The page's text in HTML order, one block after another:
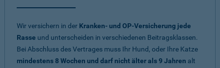
Wir versichern in der Kranken- und OP-Versicherung jede
Rasse und unterscheiden in verschiedenen Beitragsklassen.
Bei Abschluss des Vertrages muss Ihr Hund, oder Ihre Katze
mindestens 8 Wochen und darf nicht älter als 9 Jahren alt